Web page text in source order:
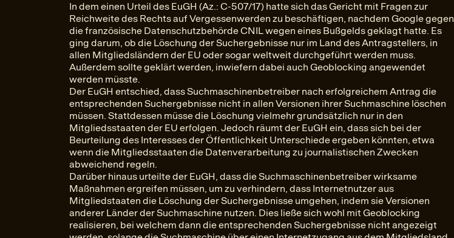
In dem einen Urteil des EuGH (Az.: C-507/17) hatte sich das Gericht mit Fragen zur
Reichweite des Rechts auf Vergessenwerden zu beschäftigen, nachdem Google gegen
die französische Datenschutzbehörde CNIL wegen eines Bußgelds geklagt hatte. Es
ging darum, ob die Löschung der Suchergebnisse nur im Land des Antragstellers, in
allen Mitgliedsländern der EU oder sogar weltweit durchgeführt werden muss.
Außerdem sollte geklärt werden, inwiefern dabei auch Geoblocking angewendet
werden müsste.
Der EuGH entschied, dass Suchmaschinenbetreiber nach erfolgreichem Antrag die
entsprechenden Suchergebnisse nicht in allen Versionen ihrer Suchmaschine löschen
müssen. Stattdessen müsse die Löschung vielmehr grundsätzlich nur in den
Mitgliedsstaaten der EU erfolgen. Jedoch räumt der EuGH ein, dass sich bei der
Beurteilung des Interesses der Öffentlichkeit Unterschiede ergeben könnten, etwa
wenn die Mitgliedsstaaten die Datenverarbeitung zu journalistischen Zwecken
abweichend regeln.
Darüber hinaus urteilte der EuGH, dass die Suchmaschinenbetreiber wirksame
Maßnahmen ergreifen müssen, um zu verhindern, dass Internetnutzer aus
Mitgliedstaaten die Löschung der Suchergebnisse umgehen, indem sie Versionen
anderer Länder der Suchmaschine nutzen. Dies ließe sich wohl mit Geoblocking
realisieren, bei welchem dann die entsprechenden Suchergebnisse nicht angezeigt